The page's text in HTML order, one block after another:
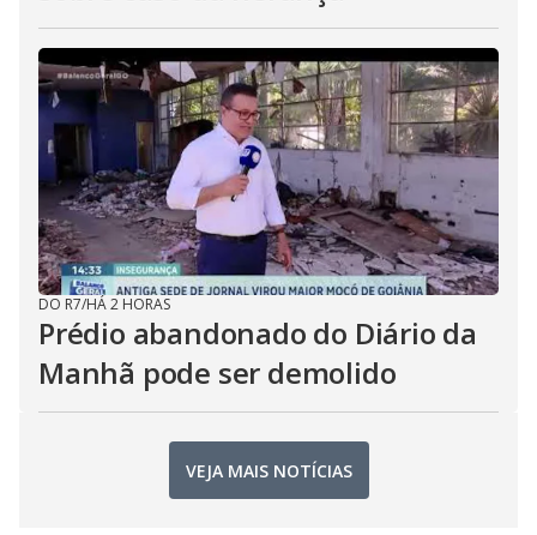
DO R7/HÁ 2 HORAS
Prédio abandonado do Diário da
Manhã pode ser demolido
VEJA MAIS NOTÍCIAS